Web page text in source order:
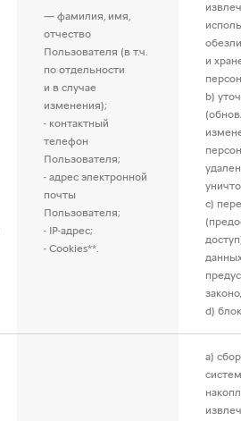
— фамилия, имя,
отчество
Пользователя (в т.ч.
по отдельности
и в случае
изменения);
- контактный
телефон
Пользователя;
- адрес электронной
почты
Пользователя;
- IP-адрес;
- Cookies**.
и
b)
c)
d)
a)